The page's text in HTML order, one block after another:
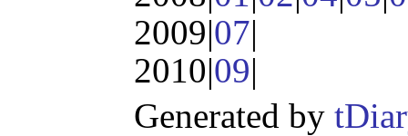
2009|07|
2010|09|
Generated by